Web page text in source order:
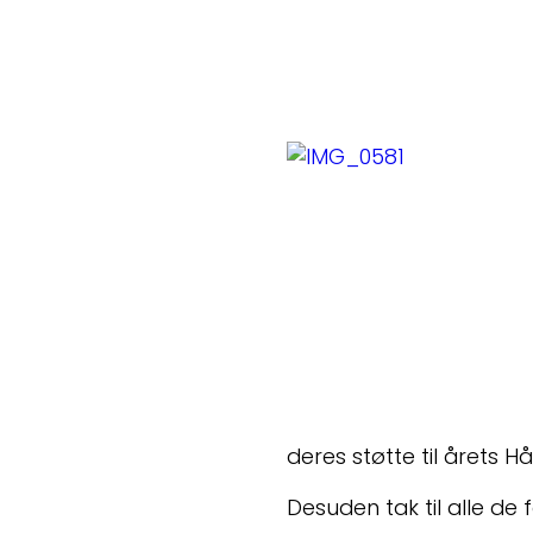
deres støtte til årets
Desuden tak til alle